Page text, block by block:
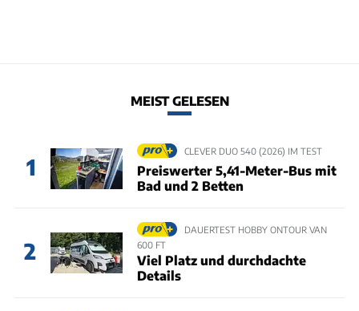
MEIST GELESEN
1
CLEVER DUO 540 (2026) IM TEST
Preiswerter 5,41-Meter-Bus mit
Bad und 2 Betten
2
DAUERTEST HOBBY ONTOUR VAN
600 FT
Viel Platz und durchdachte
Details